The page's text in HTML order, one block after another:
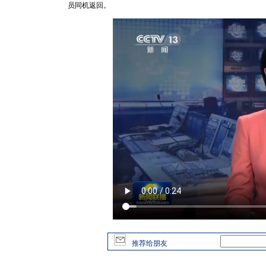
员同机返回。
推荐给朋友